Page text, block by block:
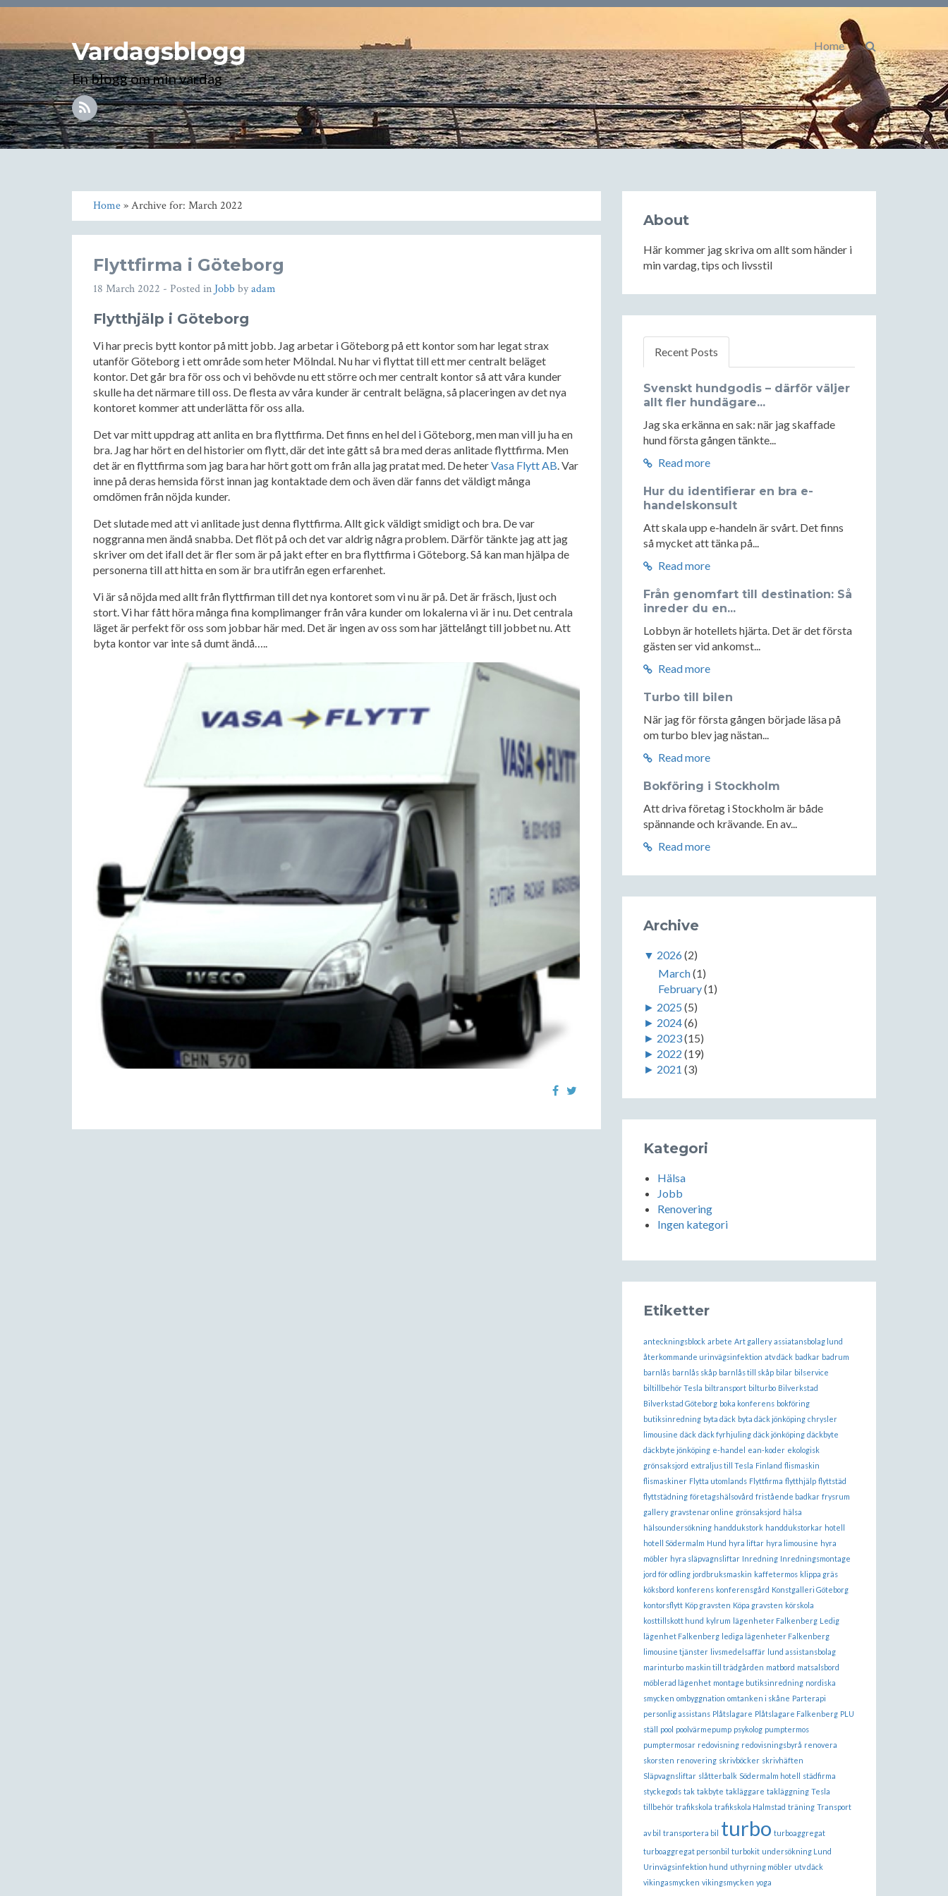
Vardagsblogg
En blogg om min vardag
Home
Home» Archive for: March 2022
Flyttfirma i Göteborg
18 March 2022 - Posted in Jobbbyadam
Flytthjälp i Göteborg
Vi har precis bytt kontor på mitt jobb. Jag arbetar i Göteborg på ett kontor som har legat strax
utanför Göteborg i ett område som heter Mölndal. Nu har vi flyttat till ett mer centralt beläget
kontor. Det går bra för oss och vi behövde nu ett större och mer centralt kontor så att våra kunder
skulle ha det närmare till oss. De flesta av våra kunder är centralt belägna, så placeringen av det nya
kontoret kommer att underlätta för oss alla.
Det var mitt uppdrag att anlita en bra flyttfirma. Det finns en hel del i Göteborg, men man vill ju ha en
bra. Jag har hört en del historier om flytt, där det inte gått så bra med deras anlitade flyttfirma. Men
det är en flyttfirma som jag bara har hört gott om från alla jag pratat med. De heterVasa Flytt AB. Var
inne på deras hemsida först innan jag kontaktade dem och även där fanns det väldigt många
omdömen från nöjda kunder.
Det slutade med att vi anlitade just denna flyttfirma. Allt gick väldigt smidigt och bra. De var
noggranna men ändå snabba. Det flöt på och det var aldrig några problem. Därför tänkte jag att jag
skriver om det ifall det är fler som är på jakt efter en bra flyttfirma i Göteborg. Så kan man hjälpa de
personerna till att hitta en som är bra utifrån egen erfarenhet.
Vi är så nöjda med allt från flyttfirman till det nya kontoret som vi nu är på. Det är fräsch, ljust och
stort. Vi har fått höra många fina komplimanger från våra kunder om lokalerna vi är i nu. Det centrala
läget är perfekt för oss som jobbar här med. Det är ingen av oss som har jättelångt till jobbet nu. Att
byta kontor var inte så dumt ändå…..
About
Här kommer jag skriva om allt som händer i
min vardag, tips och livsstil
Recent Posts
Svenskt hundgodis – därför väljer
allt fler hundägare...
Jag ska erkänna en sak: när jag skaffade
hund första gången tänkte...
Read more
Hur du identifierar en bra e-
handelskonsult
Att skala upp e-handeln är svårt. Det finns
så mycket att tänka på...
Read more
Från genomfart till destination: Så
inreder du en...
Lobbyn är hotellets hjärta. Det är det första
gästen ser vid ankomst...
Read more
Turbo till bilen
När jag för första gången började läsa på
om turbo blev jag nästan...
Read more
Bokföring i Stockholm
Att driva företag i Stockholm är både
spännande och krävande. En av...
Read more
Archive
▼ 2026(2)
March(1)
February(1)
► 2025 (5)
► 2024(6)
► 2023(15)
► 2022 (19)
► 2021 (3)
Kategori
Hälsa
Jobb
Renovering
Ingen kategori
Etiketter
anteckningsblock arbete Art gallery assiatansbolag lund
återkommande urinvägsinfektion atv däck badkar badrum
barnlås barnlås skåp barnlås till skåp bilar bilservice
biltillbehör Tesla biltransport bilturbo Bilverkstad
Bilverkstad Göteborg boka konferens bokföring
butiksinredning byta däck byta däck jönköping chrysler
limousine däck däck fyrhjuling däck jönköping däckbyte
däckbyte jönköping e-handel ean-koder ekologisk
grönsaksjord extraljus till Tesla Finland flismaskin
flismaskiner Flytta utomlands Flyttfirma flytthjälp flyttstäd
flyttstädning företagshälsovård fristående badkar frysrum
gallery gravstenar online grönsaksjord hälsa
hälsoundersökning handdukstork handdukstorkar hotell
hotell Södermalm Hund hyra liftar hyra limousine hyra
möbler hyra släpvagnsliftar Inredning Inredningsmontage
jord för odling jordbruksmaskin kaffetermos klippa gräs
köksbord konferens konferensgård Konstgalleri Göteborg
kontorsflytt Köp gravsten Köpa gravsten körskola
kosttillskott hund kylrum lägenheter Falkenberg Ledig
lägenhet Falkenberg lediga lägenheter Falkenberg
limousine tjänster livsmedelsaffär lund assistansbolag
marinturbo maskin till trädgården matbord matsalsbord
möblerad lägenhet montage butiksinredning nordiska
smycken ombyggnation omtanken i skåne Parterapi
personlig assistans Plåtslagare Plåtslagare Falkenberg PLU
ställ pool poolvärmepump psykolog pumptermos
pumptermosar redovisning redovisningsbyrå renovera
skorsten renovering skrivböcker skrivhäften
Släpvagnsliftar slåtterbalk Södermalm hotell städfirma
styckegods tak takbyte takläggare takläggning Tesla
tillbehör trafikskola trafikskola Halmstad träning Transport
av bil transportera bil turbo turboaggregat
turboaggregat personbil turbokit undersökning Lund
Urinvägsinfektion hund uthyrning möbler utv däck
vikingasmycken vikingsmycken yoga